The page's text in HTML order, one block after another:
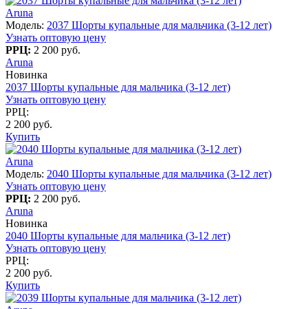
Aruna
Модель: 2037 Шорты купальные для мальчика (3-12 лет)
Узнать оптовую цену
РРЦ: 2 200 руб.
Aruna
Новинка
2037 Шорты купальные для мальчика (3-12 лет)
Узнать оптовую цену
РРЦ:
2 200 руб.
Купить
Aruna
Модель: 2040 Шорты купальные для мальчика (3-12 лет)
Узнать оптовую цену
РРЦ: 2 200 руб.
Aruna
Новинка
2040 Шорты купальные для мальчика (3-12 лет)
Узнать оптовую цену
РРЦ:
2 200 руб.
Купить